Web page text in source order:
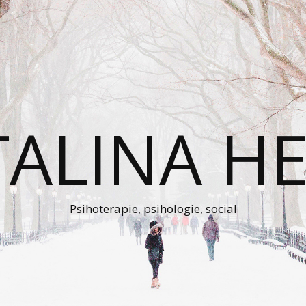
Psihoterapie, psihologie, social